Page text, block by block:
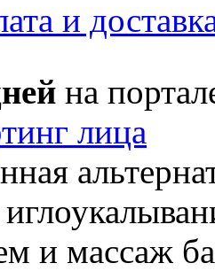
и
на
лица
и массаж